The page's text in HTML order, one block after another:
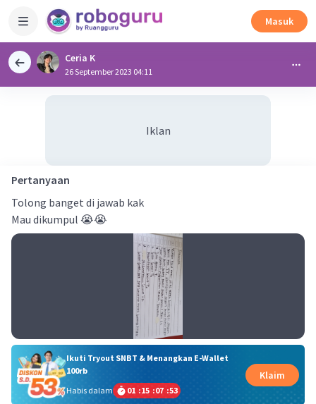
Masuk
Ceria K
26 September 2023 04:11
Iklan
Pertanyaan
Tolong banget di jawab kak
Mau dikumpul 😭😭
Ikuti Tryout SNBT & Menangkan E-Wallet
100rb
Habis dalam
01 :15 :07 :52
Klaim